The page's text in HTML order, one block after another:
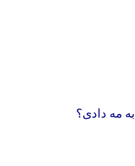
مه دادی؟